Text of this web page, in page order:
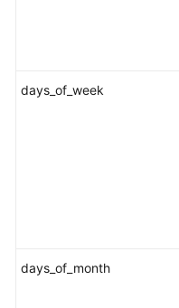
days_of_week
days_of_month